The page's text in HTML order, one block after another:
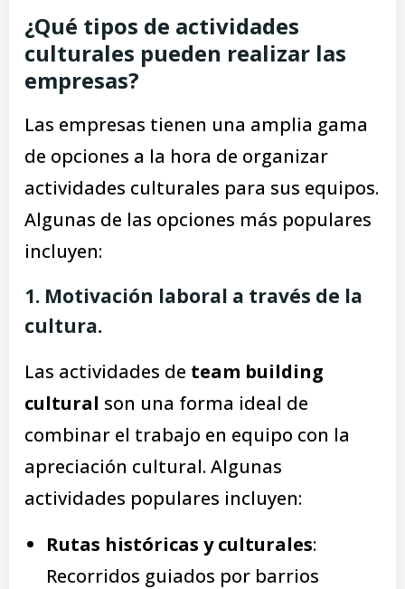
¿Qué tipos de actividades
culturales pueden realizar las
empresas?
Las empresas tienen una amplia gama
de opciones a la hora de organizar
actividades culturales para sus equipos.
Algunas de las opciones más populares
incluyen:
1. Motivación laboral a través de la
cultura.
Las actividades de team building
cultural son una forma ideal de
combinar el trabajo en equipo con la
apreciación cultural. Algunas
actividades populares incluyen:
Rutas históricas y culturales:
Recorridos guiados por barrios